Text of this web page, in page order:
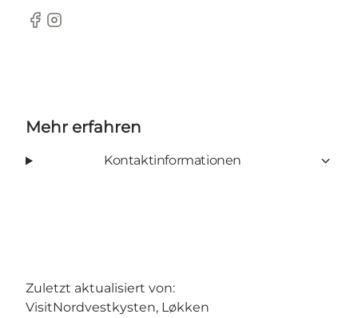
Facebook
Instagram
Mehr erfahren
Kontaktinformationen
Zuletzt aktualisiert von:
VisitNordvestkysten, Løkken